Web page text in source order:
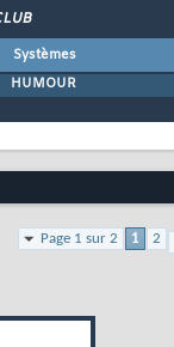
Systèmes
HUMOUR
Page 1 sur 2 1 2